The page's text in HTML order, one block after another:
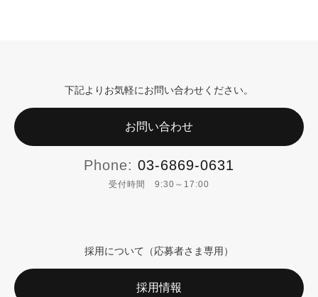
下記よりお気軽にお問い合わせください。
お問い合わせ
Phone: 03-6869-0631
受付時間 9:30～17:00
採用について（応募者さま専用）
採用情報